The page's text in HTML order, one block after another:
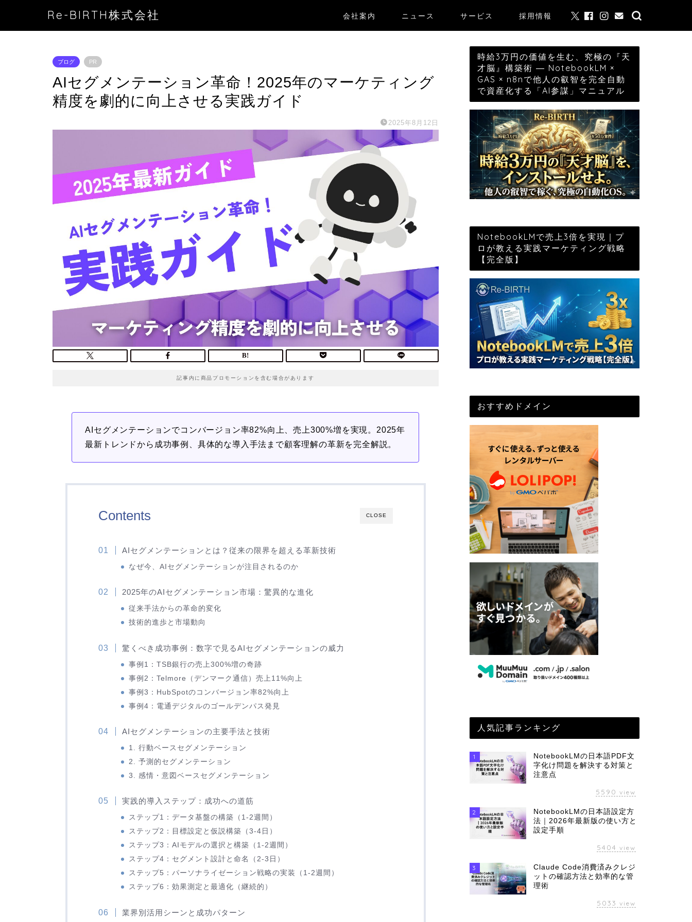
Re-BIRTH株式会社 会社案内 ニュース サービス 採用情報
ブログ PR
AIセグメンテーション革命！2025年のマーケティング
精度を劇的に向上させる実践ガイド
2025年8月12日
記事内に商品プロモーションを含む場合があります
AIセグメンテーションでコンバージョン率82%向上、売上300%増を実現。2025年
最新トレンドから成功事例、具体的な導入手法まで顧客理解の革新を完全解説。
CLOSE
Contents
AIセグメンテーションとは？従来の限界を超える革新技術
なぜ今、AIセグメンテーションが注目されるのか
2025年のAIセグメンテーション市場：驚異的な進化
従来手法からの革命的変化
技術的進歩と市場動向
驚くべき成功事例：数字で見るAIセグメンテーションの威力
事例1：TSB銀行の売上300%増の奇跡
事例2：Telmore（デンマーク通信）売上11%向上
事例3：HubSpotのコンバージョン率82%向上
事例4：電通デジタルのゴールデンパス発見
AIセグメンテーションの主要手法と技術
1. 行動ベースセグメンテーション
2. 予測的セグメンテーション
3. 感情・意図ベースセグメンテーション
実践的導入ステップ：成功への道筋
ステップ1：データ基盤の構築（1-2週間）
ステップ2：目標設定と仮説構築（3-4日）
ステップ3：AIモデルの選択と構築（1-2週間）
ステップ4：セグメント設計と命名（2-3日）
ステップ5：パーソナライゼーション戦略の実装（1-2週間）
ステップ6：効果測定と最適化（継続的）
業界別活用シーンと成功パターン
時給3万円の価値を生む、究極の『天
才脳』構築術 ― NotebookLM ×
GAS × n8nで他人の叡智を完全自動
で資産化する「AI参謀」マニュアル
NotebookLMで売上3倍を実現｜プ
ロが教える実践マーケティング戦略
【完全版】
おすすめドメイン
人気記事ランキング
1
NotebookLMの日本語PDF文
字化け問題を解決する対策と
注意点
5590 view
2
NotebookLMの日本語設定方
法｜2026年最新版の使い方と
設定手順
5404 view
3
Claude Code消費済みクレジ
ットの確認方法と効率的な管
理術
5033 view